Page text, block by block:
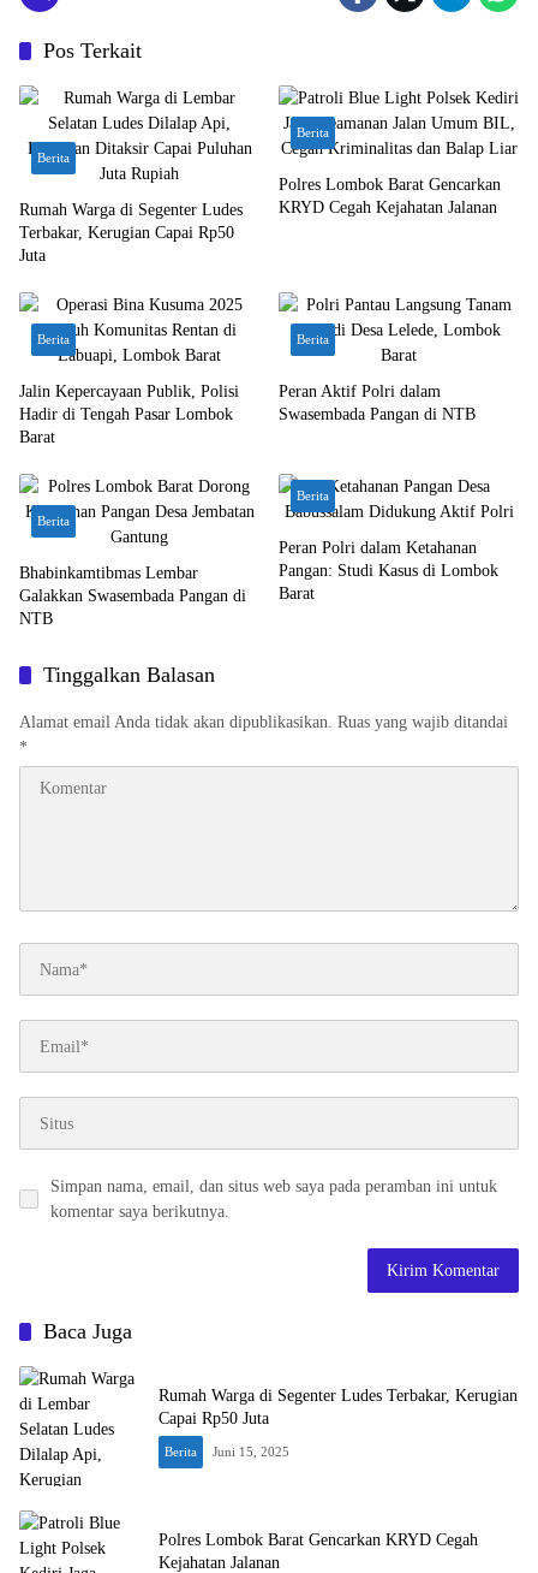
Pos Terkait
Berita
Rumah Warga di Segenter Ludes
Terbakar, Kerugian Capai Rp50
Juta
Berita
Polres Lombok Barat Gencarkan
KRYD Cegah Kejahatan Jalanan
Berita
Jalin Kepercayaan Publik, Polisi
Hadir di Tengah Pasar Lombok
Barat
Berita
Peran Aktif Polri dalam
Swasembada Pangan di NTB
Berita
Bhabinkamtibmas Lembar
Galakkan Swasembada Pangan di
NTB
Berita
Peran Polri dalam Ketahanan
Pangan: Studi Kasus di Lombok
Barat
Tinggalkan Balasan
Alamat email Anda tidak akan dipublikasikan. Ruas yang wajib ditandai
*
Simpan nama, email, dan situs web saya pada peramban ini untuk
komentar saya berikutnya.
Baca Juga
Rumah Warga di Segenter Ludes Terbakar, Kerugian
Capai Rp50 Juta
Berita Juni 15, 2025
Polres Lombok Barat Gencarkan KRYD Cegah
Kejahatan Jalanan